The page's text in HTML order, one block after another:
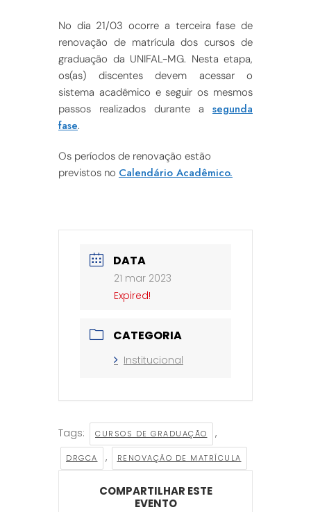
No dia 21/03 ocorre a terceira fase de
renovação de matrícula dos cursos de
graduação da UNIFAL-MG. Nesta etapa,
os(as) discentes devem acessar o
sistema acadêmico e seguir os mesmos
passos realizados durante a segunda
fase.
Os períodos de renovação estão
previstos no Calendário Acadêmico.
DATA
21 mar 2023
Expired!
CATEGORIA
Institucional
Tags: CURSOS DE GRADUAÇÃO ,
DRGCA , RENOVAÇÃO DE MATRÍCULA
COMPARTILHAR ESTE
EVENTO